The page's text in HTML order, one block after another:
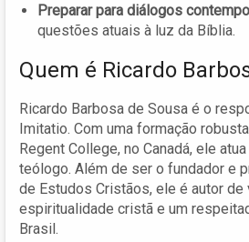
Preparar para diálogos
questões atuais à luz da Bíblia.
Quem é Ricardo
Ricardo Barbosa de Sousa é o
Imitatio. Com uma formação
Regent College, no Canadá, ele
teólogo. Além de ser o fundador e
de Estudos Cristãos, ele é autor
espiritualidade cristã e um
Brasil.